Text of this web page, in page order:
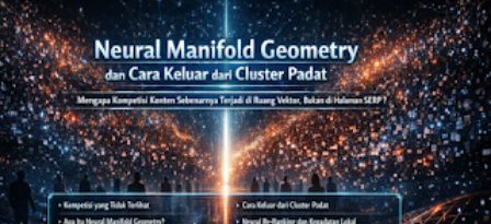
2.1 Bukan Ruang Datar
2.2 Konsekuensi Geometris
3. Mengapa Konten Berkualitas Bisa Gagal?
4. Cluster Padat: Musuh Tak Terlihat
4.1 Ciri-Ciri Cluster Padat
4.2 Fenomena yang Sering Dialami User
5. Cara Keluar dari Cluster Padat